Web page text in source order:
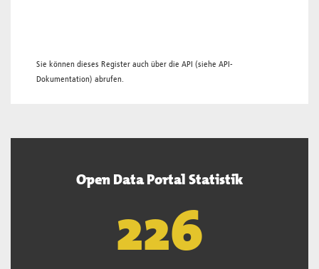
Sie können dieses Register auch über die API (siehe API-
Dokumentation) abrufen.
Open Data Portal Statistik
226